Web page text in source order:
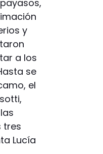
y
a los
se
el
tres
Lucía